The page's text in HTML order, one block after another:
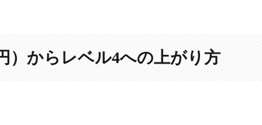
）からレベル4への上がり方